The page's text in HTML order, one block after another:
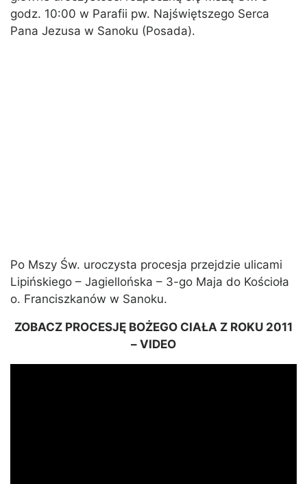
godz. 10:00 w Parafii pw. Najświętszego Serca
Pana Jezusa w Sanoku (Posada).
Po Mszy Św. uroczysta procesja przejdzie ulicami
Lipińskiego – Jagiellońska – 3-go Maja do Kościoła
o. Franciszkanów w Sanoku.
ZOBACZ PROCESJĘ BOŻEGO CIAŁA Z ROKU 2011
– VIDEO